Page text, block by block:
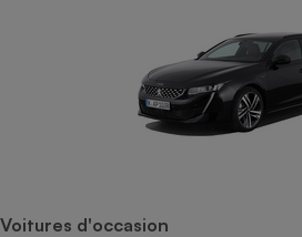
Voitures d'occasion